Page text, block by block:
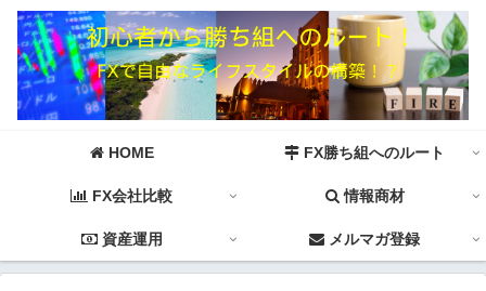
HOME FX勝ち組へのルート
FX会社比較 情報商材
資産運用 メルマガ登録